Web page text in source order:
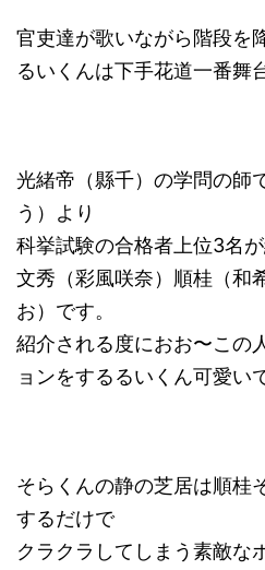
官吏達が歌いながら階段を
るいくんは下手花道一番舞
光緒帝（縣千）の学問の師
う）より
科挙試験の合格者上位3名が
文秀（彩風咲奈）順桂（和
お）です。
紹介される度におお〜この
ョンをするるいくん可愛い
そらくんの静の芝居は順桂
するだけで
クラクラしてしまう素敵な